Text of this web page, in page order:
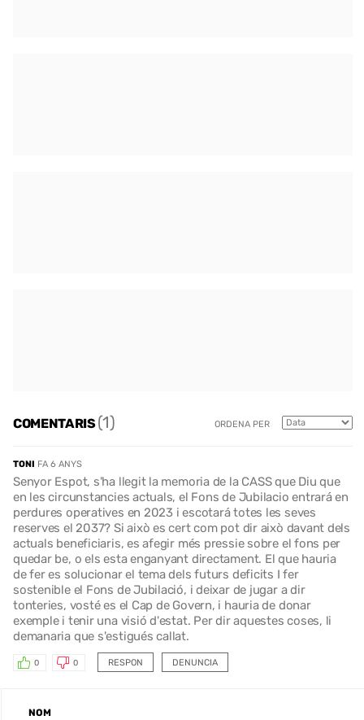
COMENTARIS(1) ORDENA PER
TONI FA 6 ANYS
Senyor Espot, s'ha llegit la memoria de la CASS que Diu que
en les circunstancies actuals, el Fons de Jubilacio entrará en
perdures operatives en 2023 i escotará totes les seves
reserves el 2037? Si això es cert com pot dir això davant dels
actuals beneficiaris, es afegir més pressie sobre el fons per
quedar be, o els esta enganyant directament. El que hauria
de fer es solucionar el tema dels futurs deficits I fer
sostenible el Fons de Jubilació, i deixar de jugar a dir
tonteries, vosté es el Cap de Govern, i hauria de donar
exemple i tenir una visió d'estat. Per dir aquestes coses, li
demanaria que s'estigués callat.
RESPON
0 0 DENUNCIA
NOM